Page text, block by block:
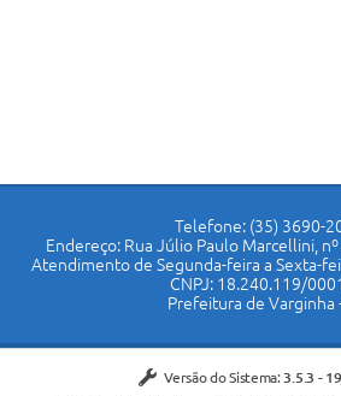
Telefone: (35) 3690-
Endereço: Rua Júlio Paulo Marcellini,
Atendimento de Segunda-feira a Sexta-
CNPJ: 18.240.119/
Prefeitura de Varginha
Versão do Sistema: 3.5.3 -